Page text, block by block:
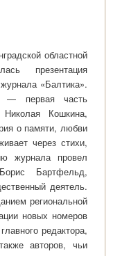
областной
презентация
«Балтика».
— первая часть
Кошкина,
о памяти, любви
через стихи,
журнала провел
Бартфельд,
деятель.
региональной
новых номеров
редактора,
авторов, чьи